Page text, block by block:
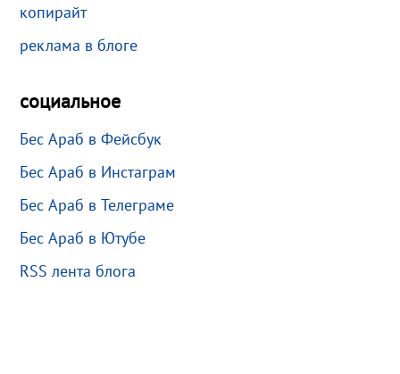
копирайт
реклама в блоге
социальное
Бес Араб в Фейсбук
Бес Араб в Инстаграм
Бес Араб в Телеграме
Бес Араб в Ютубе
RSS лента блога